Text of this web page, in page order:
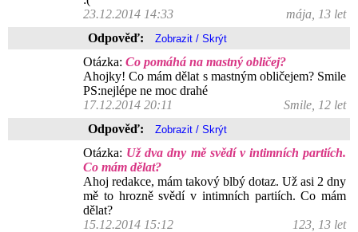
23.12.2014 14:33
mája, 13 let
Odpověď:
Otázka: Co pomáhá na mastný obličej?
Ahojky! Co mám dělat s mastným obličejem? Smile
PS:nejlépe ne moc drahé
17.12.2014 20:11
Smile, 12 let
Odpověď:
Otázka: Už dva dny mě svědí v intimních partiích.
Co mám dělat?
Ahoj redakce, mám takový blbý dotaz. Už asi 2 dny
mě to hrozně svědí v intimních partiích. Co mám
dělat?
15.12.2014 15:12
123, 13 let